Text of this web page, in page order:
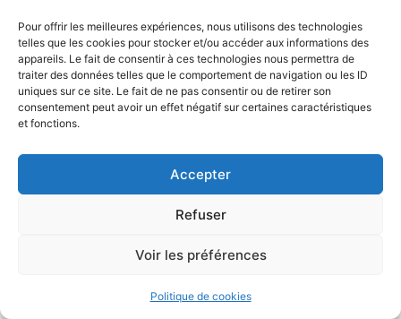
Pour offrir les meilleures expériences, nous utilisons des technologies
telles que les cookies pour stocker et/ou accéder aux informations des
appareils. Le fait de consentir à ces technologies nous permettra de
traiter des données telles que le comportement de navigation ou les ID
uniques sur ce site. Le fait de ne pas consentir ou de retirer son
consentement peut avoir un effet négatif sur certaines caractéristiques
et fonctions.
Accepter
Refuser
Voir les préférences
Politique de cookies